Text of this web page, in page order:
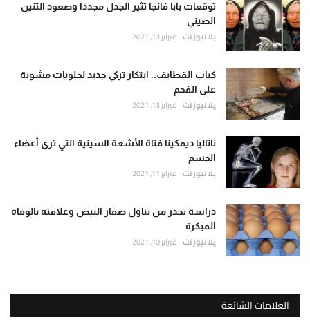
توقعات بابا فانجا تثير الجدل مجددا وصعود التنين
الصيني
يلا نيوز نت فبراير 13, 2021
كباب القطايف.. ابتكار تركي جديد لحلويات مشوية
على الفحم
يلا نيوز نت فبراير 13, 2021
ناتاليا ديمكينا فتاة الأشعة السينية التي ترى أعضاء
الجسم
يلا نيوز نت فبراير 11, 2021
دراسة تحذر من تناول صفار البيض وعلاقته بالوفاة
المبكرة
يلا نيوز نت فبراير 10, 2021
العلامات الشائعة